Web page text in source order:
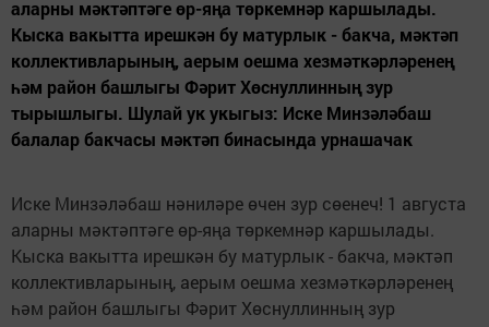
аларны мәктәптәге өр-яңа төркемнәр каршылады.
Кыска вакытта ирешкән бу матурлык - бакча, мәктәп
коллективларының, аерым оешма хезмәткәрләренең
һәм район башлыгы Фәрит Хөснуллинның зур
тырышлыгы. Шулай ук укыгыз: Иске Минзәләбаш
балалар бакчасы мәктәп бинасында урнашачак
Иске Минзәләбаш нәниләре өчен зур сөенеч! 1 августа
аларны мәктәптәге өр-яңа төркемнәр каршылады.
Кыска вакытта ирешкән бу матурлык - бакча, мәктәп
коллективларының, аерым оешма хезмәткәрләренең
һәм район башлыгы Фәрит Хөснуллинның зур